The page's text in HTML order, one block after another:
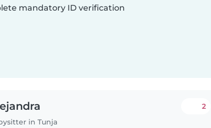
mandatory ID verification
in Tunja
2